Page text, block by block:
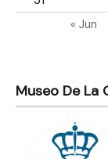
« Jun
Museo De La